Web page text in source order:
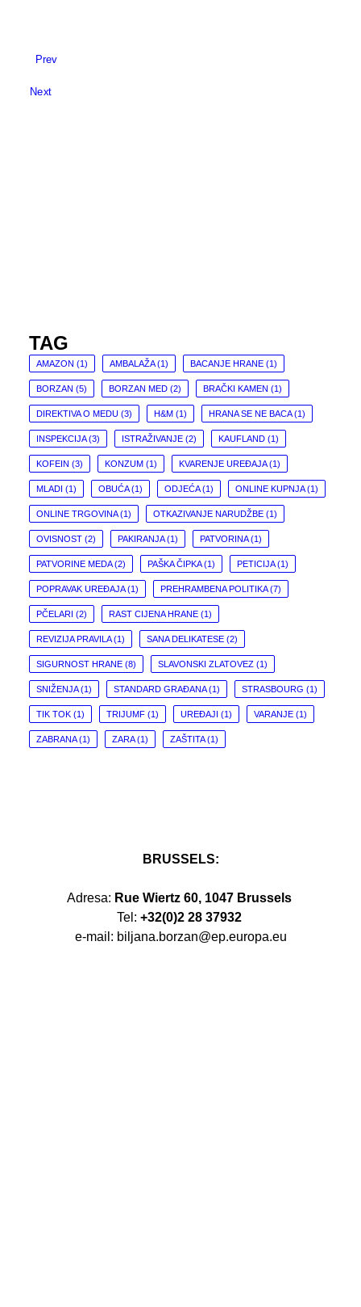
Prev
Next
TAG
AMAZON (1) AMBALAŽA(1) BACANJE HRANE (1)
BORZAN (5) BORZAN MED (2) BRAČKI KAMEN (1)
DIREKTIVA O MEDU (3) H&M (1) HRANA SE NE BACA(1)
INSPEKCIJA(3) ISTRAŽIVANJE (2) KAUFLAND (1)
KOFEIN (3) KONZUM (1) KVARENJE UREĐAJA(1)
MLADI (1) OBUĆA(1) ODJEĆA(1) ONLINE KUPNJA(1)
ONLINE TRGOVINA(1) OTKAZIVANJE NARUDŽBE (1)
OVISNOST (2) PAKIRANJA(1) PATVORINA(1)
PATVORINE MEDA(2) PAŠKA ČIPKA(1) PETICIJA(1)
POPRAVAK UREĐAJA(1) PREHRAMBENA POLITIKA(7)
PČELARI (2) RAST CIJENA HRANE (1)
REVIZIJA PRAVILA(1) SANA DELIKATESE (2)
SIGURNOST HRANE (8) SLAVONSKI ZLATOVEZ (1)
SNIŽENJA(1) STANDARD GRAĐANA(1) STRASBOURG (1)
TIK TOK (1) TRIJUMF (1) UREĐAJI (1) VARANJE (1)
ZABRANA(1) ZARA(1) ZAŠTITA(1)
BRUSSELS:
Adresa: Rue Wiertz 60, 1047 Brussels
Tel: +32(0)2 28 37932
e-mail: biljana.borzan@ep.europa.eu